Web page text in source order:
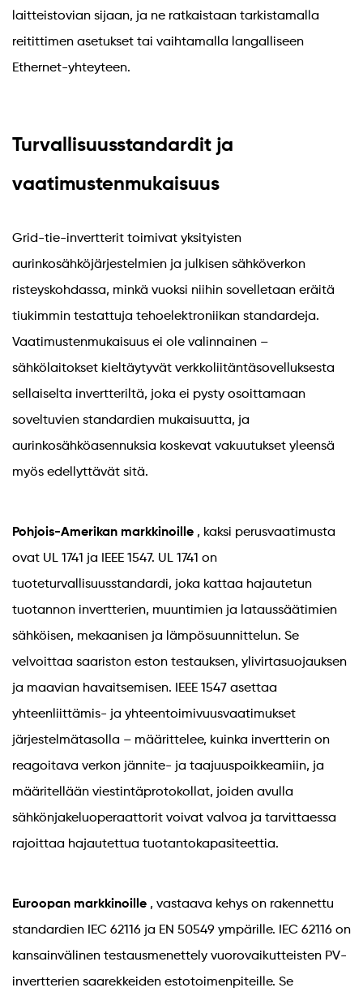
laitteistovian sijaan, ja ne ratkaistaan ​​tarkistamalla
reitittimen asetukset tai vaihtamalla langalliseen
Ethernet-yhteyteen.
Turvallisuusstandardit ja
vaatimustenmukaisuus
Grid-tie-invertterit toimivat yksityisten
aurinkosähköjärjestelmien ja julkisen sähköverkon
risteyskohdassa, minkä vuoksi niihin sovelletaan eräitä
tiukimmin testattuja tehoelektroniikan standardeja.
Vaatimustenmukaisuus ei ole valinnainen –
sähkölaitokset kieltäytyvät verkkoliitäntäsovelluksesta
sellaiselta invertteriltä, ​​joka ei pysty osoittamaan
soveltuvien standardien mukaisuutta, ja
aurinkosähköasennuksia koskevat vakuutukset yleensä
myös edellyttävät sitä.
Pohjois-Amerikan markkinoille , kaksi perusvaatimusta
ovat UL 1741 ja IEEE 1547. UL 1741 on
tuoteturvallisuusstandardi, joka kattaa hajautetun
tuotannon invertterien, muuntimien ja lataussäätimien
sähköisen, mekaanisen ja lämpösuunnittelun. Se
velvoittaa saariston eston testauksen, ylivirtasuojauksen
ja maavian havaitsemisen. IEEE 1547 asettaa
yhteenliittämis- ja yhteentoimivuusvaatimukset
järjestelmätasolla – määrittelee, kuinka invertterin on
reagoitava verkon jännite- ja taajuuspoikkeamiin, ja
määritellään viestintäprotokollat, joiden avulla
sähkönjakeluoperaattorit voivat valvoa ja tarvittaessa
rajoittaa hajautettua tuotantokapasiteettia.
Euroopan markkinoille , vastaava kehys on rakennettu
standardien IEC 62116 ja EN 50549 ympärille. IEC 62116 on
kansainvälinen testausmenettely vuorovaikutteisten PV-
invertterien saarekkeiden estotoimenpiteille. Se